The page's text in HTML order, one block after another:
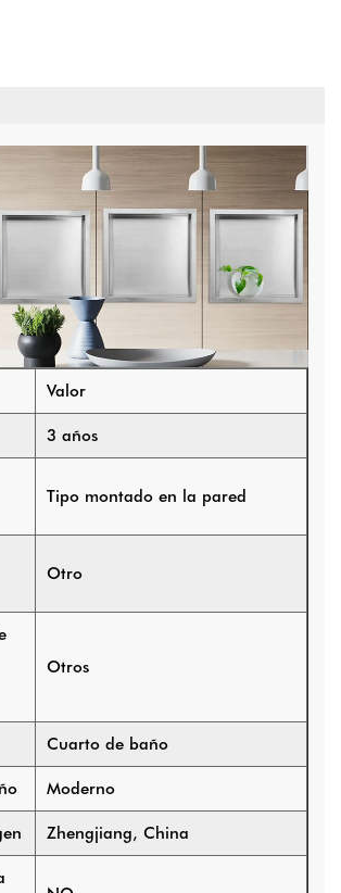
Valor
3 años
Tipo montado en la pared
Otro
Otros
Cuarto de baño
Moderno
Zhengjiang, China